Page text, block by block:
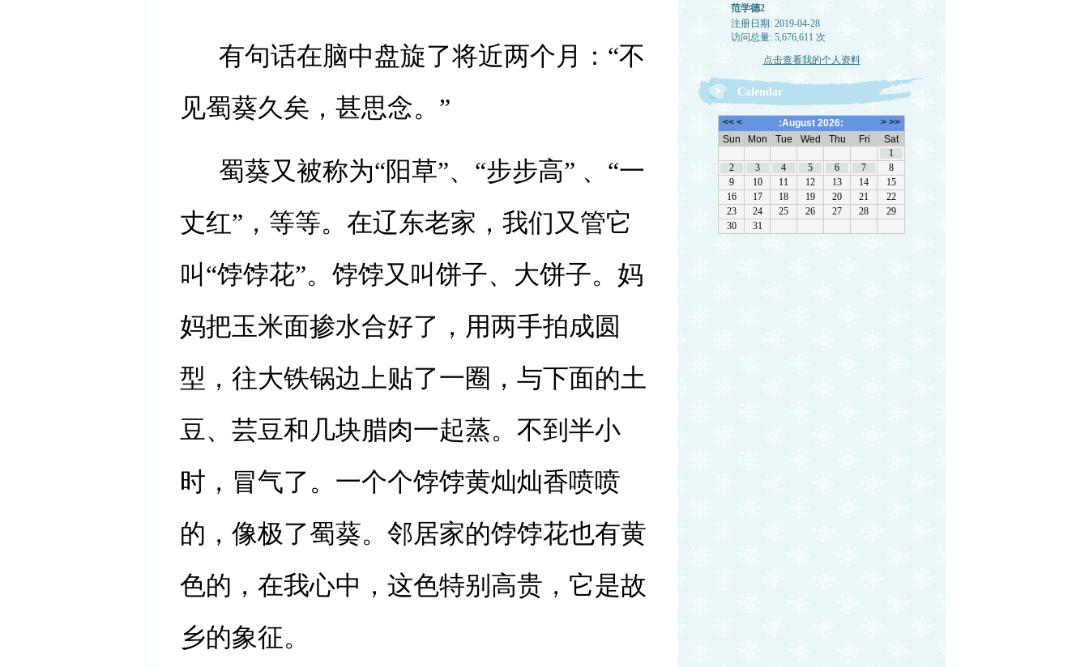
有句话在脑中盘旋了将近两个月：“不
见蜀葵久矣，甚思念。”
蜀葵又被称为“阳草”、“步步高” 、“一
丈红”，等等。在辽东老家，我们又管它
叫“饽饽花”。饽饽又叫饼子、大饼子。妈
妈把玉米面掺水合好了，用两手拍成圆
型，往大铁锅边上贴了一圈，与下面的土
豆、芸豆和几块腊肉一起蒸。不到半小
时，冒气了。一个个饽饽黄灿灿香喷喷
的，像极了蜀葵。邻居家的饽饽花也有黄
色的，在我心中，这色特别高贵， 它是故
乡的象征。
范学德2
注册日期: 2019-04-28
访问总量: 5,676,611 次
点击查看我的个人资料
Calendar